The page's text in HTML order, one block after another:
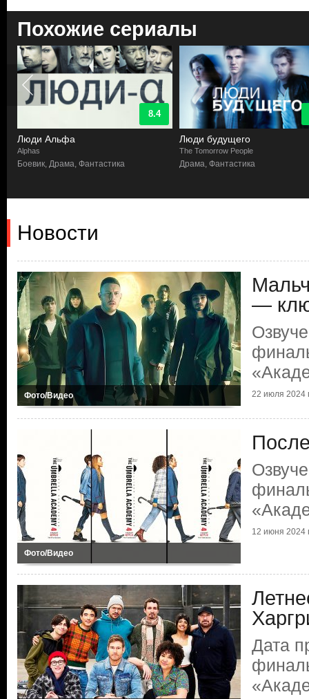
Похожие сериалы
8.4
Люди Альфа
Alphas
Боевик, Драма, Фантастика
Люди будущего
The Tomorrow People
Драма, Фантастика
Новости
Фото/Видео
—
22 июля 2024
Фото/Видео
12 июня 2024
Дата